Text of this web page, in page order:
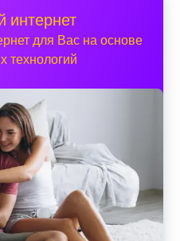
для Вас на основе
технологий